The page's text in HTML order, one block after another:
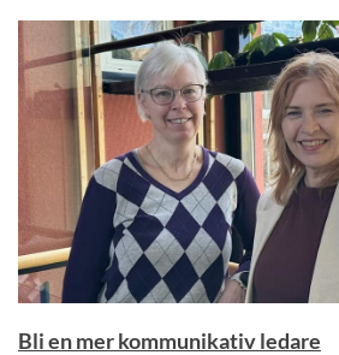
Bli en mer kommunikativ ledare